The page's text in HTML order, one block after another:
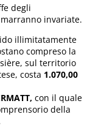
degli
invariate.
illimitatamente
compreso la
sul territorio
costa 1.070,00
con il quale
della